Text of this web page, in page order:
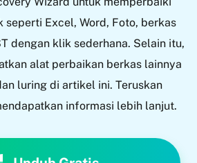
seperti Excel, Word, Foto, berkas
dengan klik sederhana. Selain itu,
alat perbaikan berkas lainnya
luring di artikel ini. Teruskan
informasi lebih lanjut.